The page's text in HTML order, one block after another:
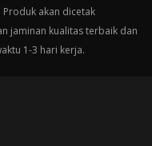
akan dicetak
jaminan kualitas terbaik dan
1-3 hari kerja.